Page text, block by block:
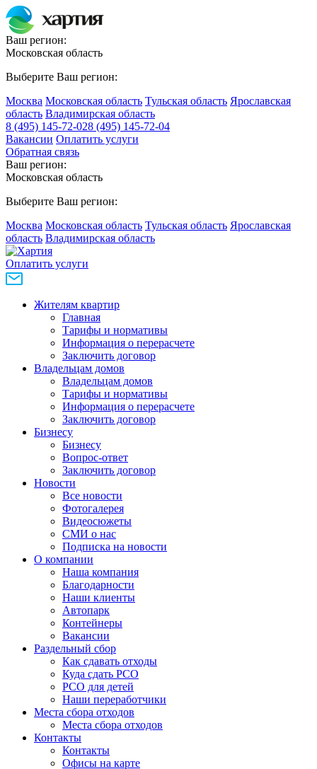
Ваш регион:
Московская область
Выберите Ваш регион:
Москва Московская область Тульская область Ярославская
область Владимирская область
8 (495) 145-72-028 (495) 145-72-04
Вакансии Оплатить услуги
Обратная связь
Ваш регион:
Московская область
Выберите Ваш регион:
Москва Московская область Тульская область Ярославская
область Владимирская область
Оплатить услуги
Жителям квартир
Главная
Тарифы и нормативы
Информация о перерасчете
Заключить договор
Владельцам домов
Владельцам домов
Тарифы и нормативы
Информация о перерасчете
Заключить договор
Бизнесу
Бизнесу
Вопрос-ответ
Заключить договор
Новости
Все новости
Фотогалерея
Видеосюжеты
СМИ о нас
Подписка на новости
О компании
Наша компания
Благодарности
Наши клиенты
Автопарк
Контейнеры
Вакансии
Раздельный сбор
Как сдавать отходы
Куда сдать РСО
РСО для детей
Наши переработчики
Места сбора отходов
Места сбора отходов
Контакты
Контакты
Офисы на карте